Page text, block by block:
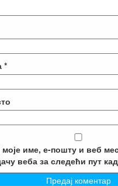
*
моје име, е-пошту и веб
веба за следећи пут